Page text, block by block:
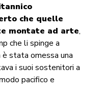
che quelle
montate ad arte,
che li spinge a
stata omessa una
i suoi sostenitori a
pacifico e